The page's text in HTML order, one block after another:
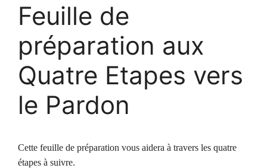
Feuille de
préparation aux
Quatre Etapes vers
le Pardon
Cette feuille de préparation vous aidera à travers les quatre
étapes à suivre.